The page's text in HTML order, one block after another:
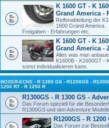
K 1600 GT - K
Grand America -
Reifenabteilung der
1600 Grand America.
Freigaben - Erfahrungen etc.
K 1600 GT - K
Grand America -
Alles was man
K1600B - K1600GT -
sonst individualisieren kann.
BOXER-ECKE - R 1300 GS - R1200GS -
1250 RT - R 1250 R
R1300GS - R 1300 GS -
Das Forum speziell für die
R1300GS und den Adventure
R1200GS - R 1200
Das Forum zur